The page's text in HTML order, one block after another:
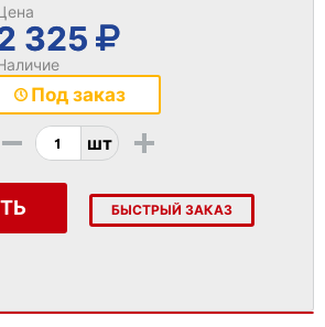
325
Под заказ
- шт +
БЫСТРЫЙ ЗАКАЗ